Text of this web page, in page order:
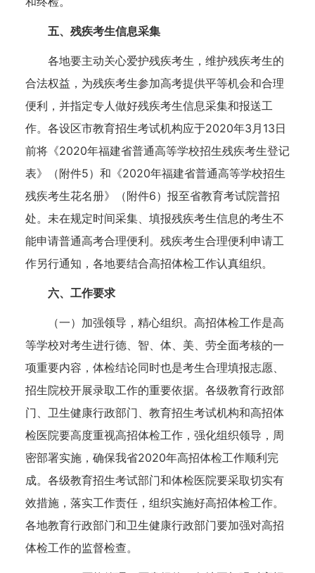
五、残疾考生信息采集
各地要主动关心爱护残疾考生，维护残疾考生的
合法权益，为残疾考生参加高考提供平等机会和合理
便利，并指定专人做好残疾考生信息采集和报送工
作。各设区市教育招生考试机构应于2020年3月13日
前将《2020年福建省普通高等学校招生残疾考生登记
表》（附件5）和《2020年福建省普通高等学校招生
残疾考生花名册》（附件6）报至省教育考试院普招
处。未在规定时间采集、填报残疾考生信息的考生不
能申请普通高考合理便利。残疾考生合理便利申请工
作另行通知，各地要结合高招体检工作认真组织。
六、工作要求
（一）加强领导，精心组织。高招体检工作是高
等学校对考生进行德、智、体、美、劳全面考核的一
项重要内容，体检结论同时也是考生合理填报志愿、
招生院校开展录取工作的重要依据。各级教育行政部
门、卫生健康行政部门、教育招生考试机构和高招体
检医院要高度重视高招体检工作，强化组织领导，周
密部署实施，确保我省2020年高招体检工作顺利完
成。各级教育招生考试部门和体检医院要采取切实有
效措施，落实工作责任，组织实施好高招体检工作。
各地教育行政部门和卫生健康行政部门要加强对高招
体检工作的监督检查。